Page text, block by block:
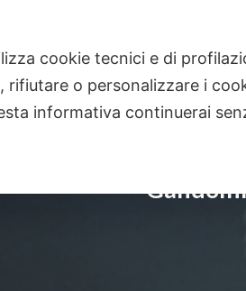
cookie tecnici e di
rifiutare o personalizzare i
informativa continuerai